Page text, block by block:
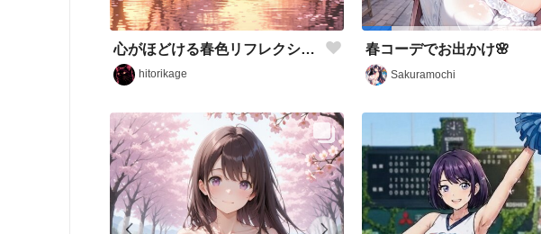
心がほどける春色リフレクション／スマホ壁紙アーカイブ
hitorikage
春コーデでお出かけ🌸
Sakuramochi